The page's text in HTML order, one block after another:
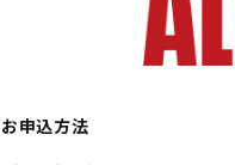
お申込方法